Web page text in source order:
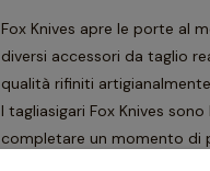
Fox Knives apre le porte al
diversi accessori da taglio
qualità rifiniti
I tagliasigari Fox Knives
completare un momento di